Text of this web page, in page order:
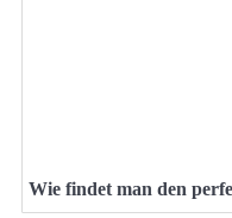
Wie findet man den